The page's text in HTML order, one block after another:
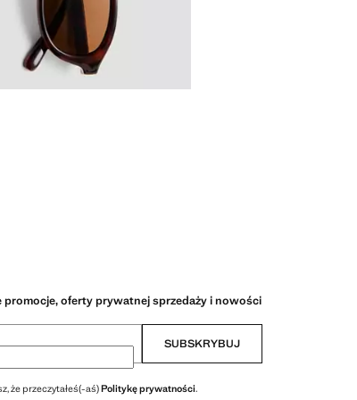
promocje, oferty prywatnej sprzedaży i nowości
SUBSKRYBUJ
że przeczytałeś(-aś)Politykę prywatności.